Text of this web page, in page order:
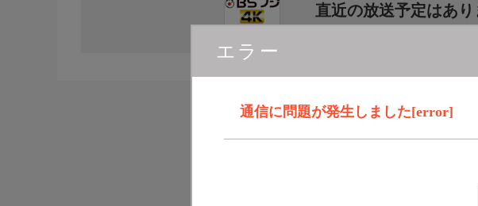
エラー
通信に問題が発生しました[error]
直近の放送予定はあり